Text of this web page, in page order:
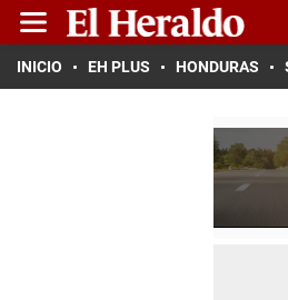
INICIO EH PLUS HONDURAS